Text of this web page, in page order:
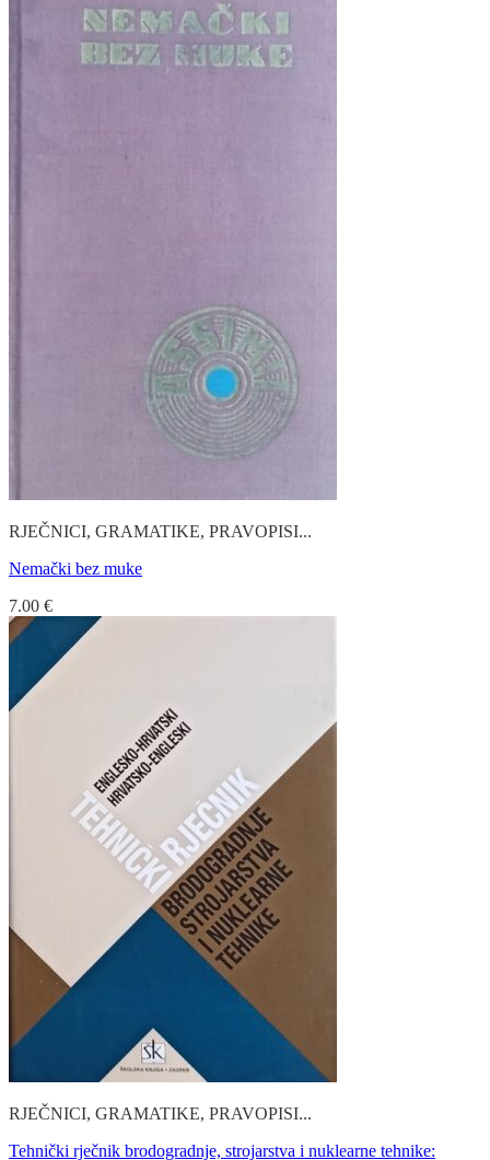
RJEČNICI, GRAMATIKE, PRAVOPISI...
Nemački bez muke
7.00 €
RJEČNICI, GRAMATIKE, PRAVOPISI...
Tehnički rječnik brodogradnje, strojarstva i nuklearne tehnike: